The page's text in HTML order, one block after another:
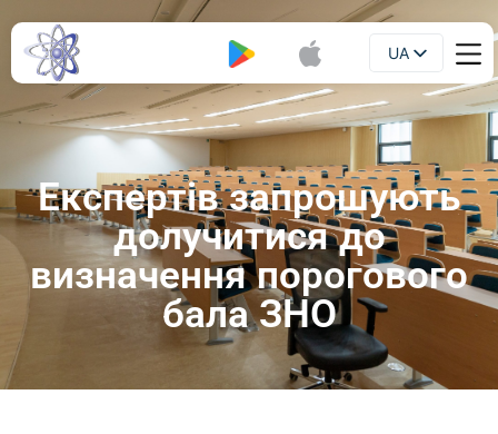
UA
EN
Експертів запрошують
долучитися до
визначення порогового
бала ЗНО